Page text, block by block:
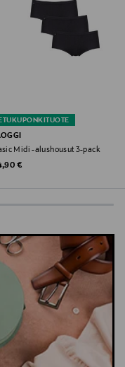
rintaliivit
rintaliivit,
ETUKUPONKITUOTE
Midi -alushousut 3-pack
Price
€